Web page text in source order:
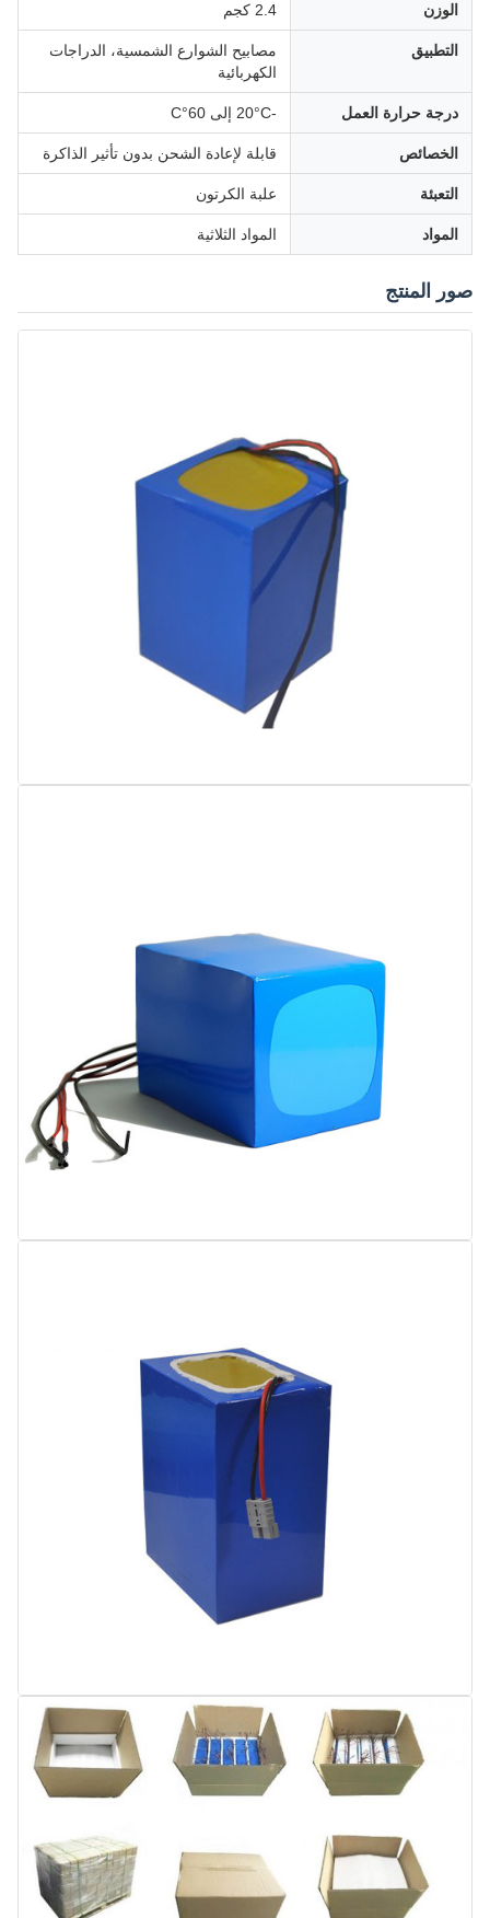
الوزن 2.4 كجم
التطبيق
مصابيح الشوارع الشمسية، الدراجات
الكهربائية
درجة حرارة العمل -20°C إلى 60°C
الخصائص قابلة لإعادة الشحن بدون تأثير الذاكرة
التعبئة علبة الكرتون
المواد المواد الثلاثية
صور المنتج